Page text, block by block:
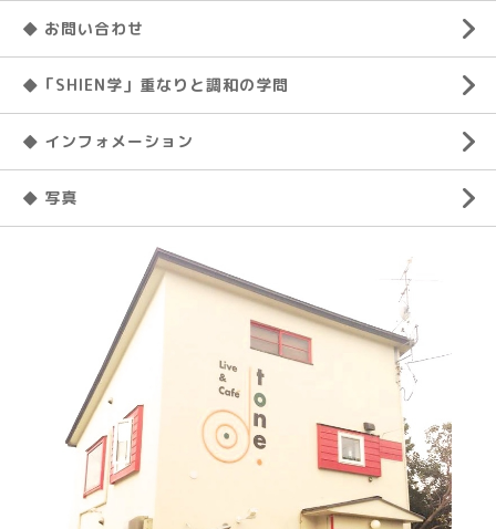
◆ お問い合わせ
◆「SHIEN学」重なりと調和の学問
◆ インフォメーション
◆ 写真